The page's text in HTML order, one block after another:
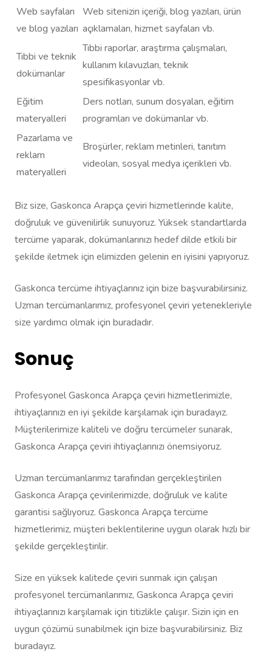
Web sayfaları
ve blog yazıları
Web sitenizin içeriği, blog yazıları, ürün
açıklamaları, hizmet sayfaları vb.
Tıbbi ve teknik
dokümanlar
Tıbbi raporlar, araştırma çalışmaları,
kullanım kılavuzları, teknik
spesifikasyonlar vb.
Eğitim
materyalleri
Ders notları, sunum dosyaları, eğitim
programları ve dokümanlar vb.
Pazarlama ve
reklam
materyalleri
Broşürler, reklam metinleri, tanıtım
videoları, sosyal medya içerikleri vb.
Biz size, Gaskonca Arapça çeviri hizmetlerinde kalite,
doğruluk ve güvenilirlik sunuyoruz. Yüksek standartlarda
tercüme yaparak, dokümanlarınızı hedef dilde etkili bir
şekilde iletmek için elimizden gelenin en iyisini yapıyoruz.
Gaskonca tercüme ihtiyaçlarınız için bize başvurabilirsiniz.
Uzman tercümanlarımız, profesyonel çeviri yetenekleriyle
size yardımcı olmak için buradadır.
Sonuç
Profesyonel Gaskonca Arapça çeviri hizmetlerimizle,
ihtiyaçlarınızı en iyi şekilde karşılamak için buradayız.
Müşterilerimize kaliteli ve doğru tercümeler sunarak,
Gaskonca Arapça çeviri ihtiyaçlarınızı önemsiyoruz.
Uzman tercümanlarımız tarafından gerçekleştirilen
Gaskonca Arapça çevirilerimizde, doğruluk ve kalite
garantisi sağlıyoruz. Gaskonca Arapça tercüme
hizmetlerimiz, müşteri beklentilerine uygun olarak hızlı bir
şekilde gerçekleştirilir.
Size en yüksek kalitede çeviri sunmak için çalışan
profesyonel tercümanlarımız, Gaskonca Arapça çeviri
ihtiyaçlarınızı karşılamak için titizlikle çalışır. Sizin için en
uygun çözümü sunabilmek için bize başvurabilirsiniz. Biz
buradayız.